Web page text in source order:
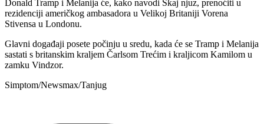
Donald Tramp i Melanija će, kako navodi Skaj njuz, prenoćiti u
rezidenciji američkog ambasadora u Velikoj Britaniji Vorena
Stivensa u Londonu.
Glavni događaji posete počinju u sredu, kada će se Tramp i Melanija
sastati s britanskim kraljem Čarlsom Trećim i kraljicom Kamilom u
zamku Vindzor.
Simptom/Newsmax/Tanjug